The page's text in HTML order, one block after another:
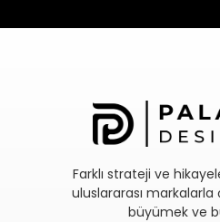
Farklı strateji ve
uluslararası markalarla
büyümek ve